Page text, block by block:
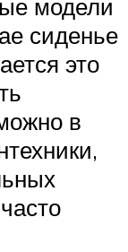
модели
сиденье
это
в